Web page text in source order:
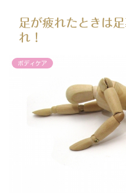
足が疲れたときは
れ！
ボディケア